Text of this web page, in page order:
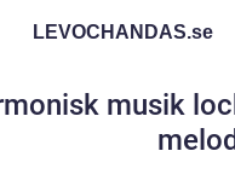
LEVOCHANDAS.se
musik